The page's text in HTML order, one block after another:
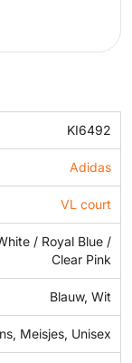
KI6492
Adidas
VL court
/ Royal Blue /
Clear Pink
Blauw, Wit
Meisjes, Unisex